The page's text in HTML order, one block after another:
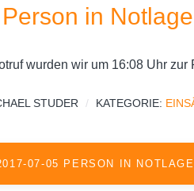
in Notlage
wurden wir um 16:08 Uhr
STUDER KATEGORIE:
07-05 PERSON IN NOTLAGE